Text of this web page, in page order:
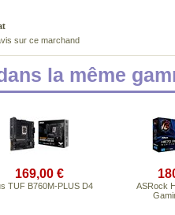
sur ce marchand
la même
169,00 €
TUF B760M-PLUS D4
ASRock